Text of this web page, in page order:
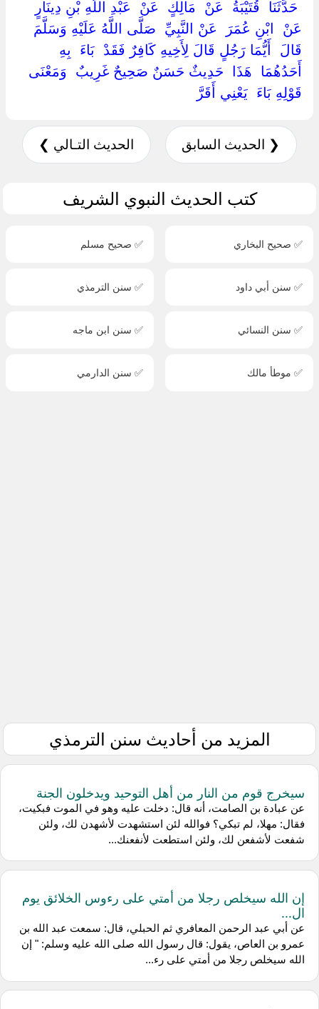
‏ ‏حَدَّثَنَا ‏ ‏قُتَيْبَةُ ‏ ‏عَنْ ‏ ‏مَالِكٍ ‏ ‏عَنْ ‏ ‏عَبْدِ اللَّهِ بْنِ دِينَارٍ ‏
‏عَنْ ‏ ‏ابْنِ عُمَرَ ‏ ‏عَنْ النَّبِيِّ ‏ ‏صَلَّى اللَّهُ عَلَيْهِ وَسَلَّمَ ‏
‏قَالَ ‏ ‏أَيُّمَا رَجُلٍ قَالَ لِأَخِيهِ كَافِرٌ فَقَدْ ‏ ‏بَاءَ ‏ ‏بِهِ
أَحَدُهُمَا ‏ ‏هَذَا ‏ ‏حَدِيثٌ حَسَنٌ صَحِيحٌ غَرِيبٌ ‏ ‏وَمَعْنَى
قَوْلِهِ بَاءَ ‏ ‏يَعْنِي أَقَرَّ ‏
❮ الحديث السابق الحديث التـالي ❯
كتب الحديث النبوي الشريف
✅ صحيح البخاري ✅ صحيح مسلم
✅ سنن أبي داود ✅ سنن الترمذي
✅ سنن النسائي ✅ سنن ابن ماجه
✅ موطأ مالك ✅ سنن الدارمي
المزيد من أحاديث سنن الترمذي
سيخرج قوم من النار من أهل التوحيد ويدخلون الجنة
عن عبادة بن الصامت، أنه قال: دخلت عليه وهو في الموت فبكيت،
فقال: مهلا، لم تبكي؟ فوالله لئن استشهدت لأشهدن لك، ولئن
شفعت لأشفعن لك، ولئن استطعت لأنفعنك...
إن الله سيخلص رجلا من أمتي على رءوس الخلائق يوم
ال...
عن أبي عبد الرحمن المعافري ثم الحبلي، قال: سمعت عبد الله بن
عمرو بن العاص، يقول: قال رسول الله صلى الله عليه وسلم: " إن
الله سيخلص رجلا من أمتي على رء...